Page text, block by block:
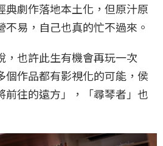
典劇作落地本土化，但原汁原
易，自己也真的忙不過來。
，也許此生有機會再玩一次
個作品都有影視化的可能，侯
前往的遠方」，「尋琴者」也